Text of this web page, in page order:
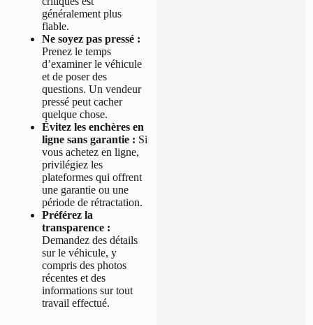
généralement plus
fiable.
Ne soyez pas pressé :
Prenez le temps
d’examiner le véhicule
et de poser des
questions. Un vendeur
pressé peut cacher
quelque chose.
Évitez les enchères en
ligne sans garantie : Si
vous achetez en ligne,
privilégiez les
plateformes qui offrent
une garantie ou une
période de rétractation.
Préférez la
transparence :
Demandez des détails
sur le véhicule, y
compris des photos
récentes et des
informations sur tout
travail effectué.